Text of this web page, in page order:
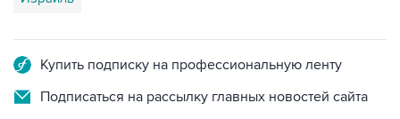
Купить подписку на профессиональную ленту
Подписаться на рассылку главных новостей сайта